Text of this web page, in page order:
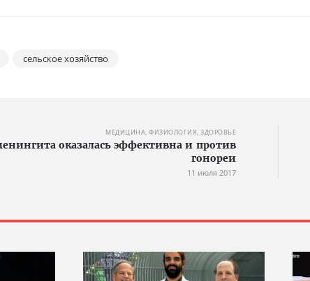
сельское хозяйство
МЕДИЦИНА, ФИЗИОЛОГИЯ, ЗДОРОВЬЕ
оказалась эффективна и против
гонореи
11 июля 2017